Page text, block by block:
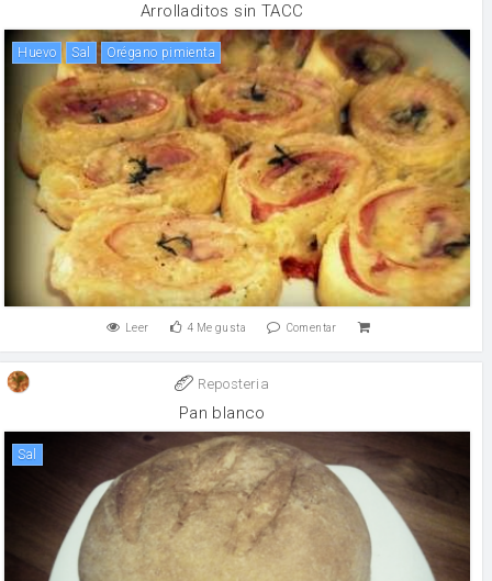
Arrolladitos sin TACC
huevo sal Orégano pimienta
Leer 4 Me gusta Comentar
Reposteria
Pan blanco
sal